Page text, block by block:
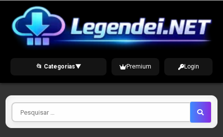
content
📂 Categorias▼ Premium Login
Pesquisar
por